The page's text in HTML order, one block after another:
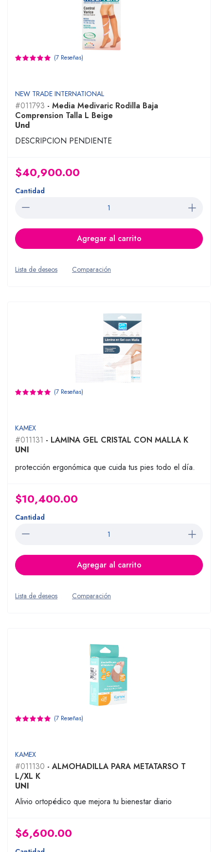
(7 Reseñas)
NEW TRADE INTERNATIONAL
#011793 - Media Medivaric Rodilla Baja
Comprension Talla L Beige
Und
DESCRIPCION PENDIENTE
$40,900.00
Cantidad
Agregar al carrito
Lista de deseos Comparación
(7 Reseñas)
KAMEX
#011131 - LAMINA GEL CRISTAL CON MALLA K
UNI
protección ergonómica que cuida tus pies todo el día.
$10,400.00
Cantidad
Agregar al carrito
Lista de deseos Comparación
(7 Reseñas)
KAMEX
#011130 - ALMOHADILLA PARA METATARSO T
L/XL K
UNI
Alivio ortopédico que mejora tu bienestar diario
$6,600.00